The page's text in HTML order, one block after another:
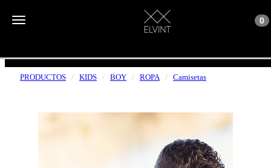
Toggle navigation Toggle
0
ENVÍOS GRATUITOS A PARTIR DE 50€
PRODUCTOS KIDS BOY ROPA Camisetas